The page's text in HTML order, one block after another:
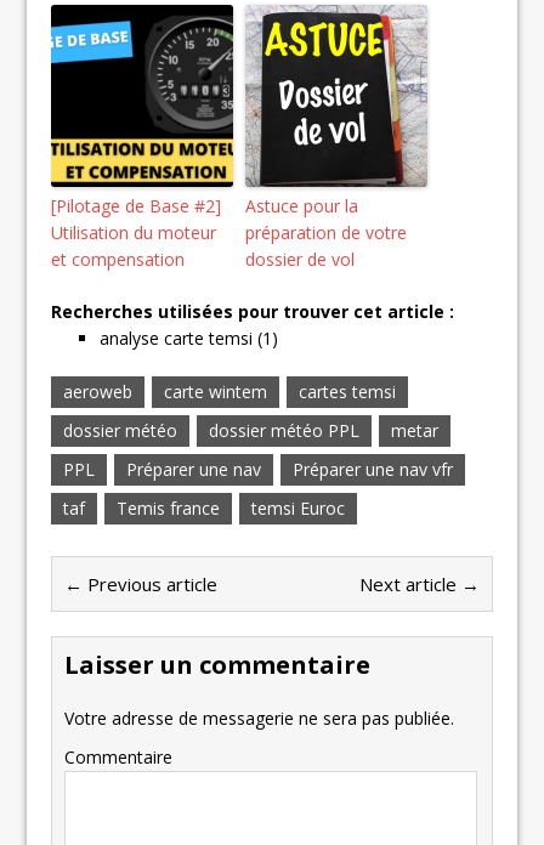
[Pilotage de Base #2]
Utilisation du moteur
et compensation
Astuce pour la
préparation de votre
dossier de vol
Recherches utilisées pour trouver cet article :
analyse carte temsi (1)
aeroweb carte wintem
cartes temsi
dossier météo
dossier météo PPL
metar
PPL
Préparer une nav
Préparer une nav vfr
taf
Temis france temsi Euroc
← Previous article Next article →
Laisser un commentaire
Votre adresse de messagerie ne sera pas publiée.
Commentaire